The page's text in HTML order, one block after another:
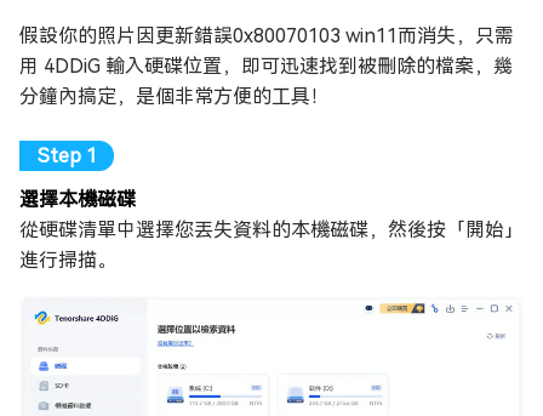
假設你的照片因更新錯誤0x80070103 win11而消失，只需
用 4DDiG 輸入硬碟位置，即可迅速找到被刪除的檔案，幾
分鐘內搞定，是個非常方便的工具！
選擇本機磁碟
從硬碟清單中選擇您丟失資料的本機磁碟，然後按「開始」
進行掃描。